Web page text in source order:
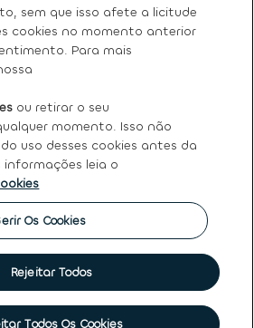
Marcar visita
gerais
de Privacidade
de crédito|Garantia
qualidade|Política de reclamações
sem que isso afete a licitude
cookies no momento anterior
Para mais
ou retirar o seu
momento. Isso não
uso desses cookies antes da
leia o
Os Cookies
Rejeitar Todos
Todos Os Cookies